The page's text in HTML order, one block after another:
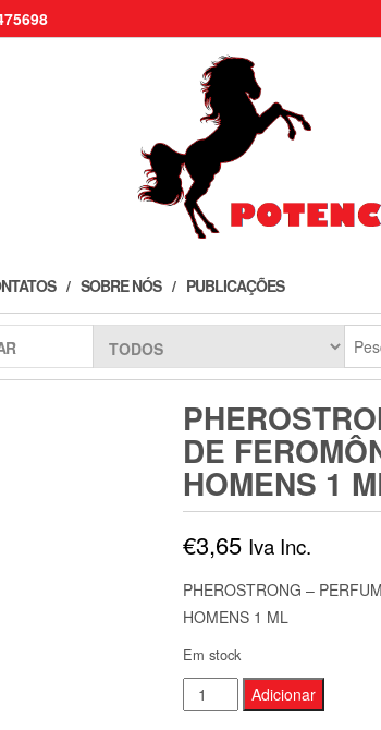
SOBRE NÓS PUBLICAÇÕES
DE
HOMENS 1
€3,65 Iva Inc.
PHEROSTRONG –
HOMENS 1 ML
Em stock
Quantidade
de
Adicionar